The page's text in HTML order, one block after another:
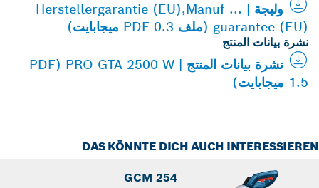
وليجة | Herstellergarantie (EU),Manuf ...
guarantee (EU) (ملف PDF 0.3 ميجابايت)
نشرة بيانات المنتج
نشرة بيانات المنتج | PRO GTA 2500 W (PDF
1.5 ميجابايت)
DAS KÖNNTE DICH AUCH
GCM 254